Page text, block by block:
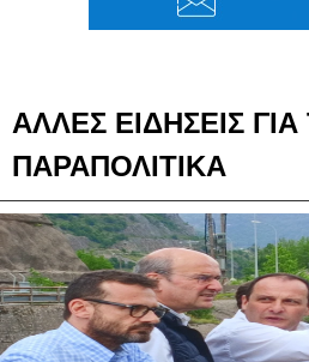
ΑΛΛΕΣ ΕΙΔΗΣΕΙΣ
ΠΑΡΑΠΟΛΙΤΙΚΑ